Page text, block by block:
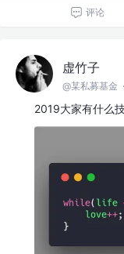
评论
虚竹子
@某私募基金 ·
2019大家有什么